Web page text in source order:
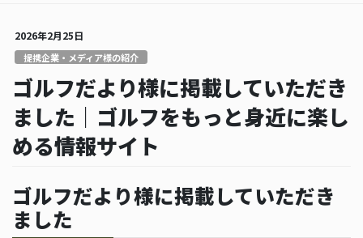
2026年2月25日
提携企業・メディア様の紹介
ゴルフだより様に掲載していただき
ました｜ゴルフをもっと身近に楽し
める情報サイト
ゴルフだより様に掲載していただき
ました